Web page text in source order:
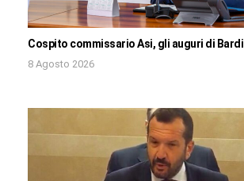
Cospito commissario Asi, gli auguri di Bardi
8 Agosto 2026